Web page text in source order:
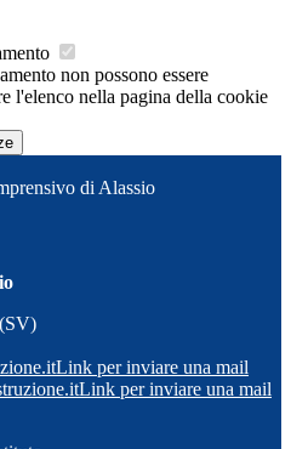
non possono essere
l'elenco nella pagina della cookie
di Alassio
Link per inviare una mail
Link per inviare una mail